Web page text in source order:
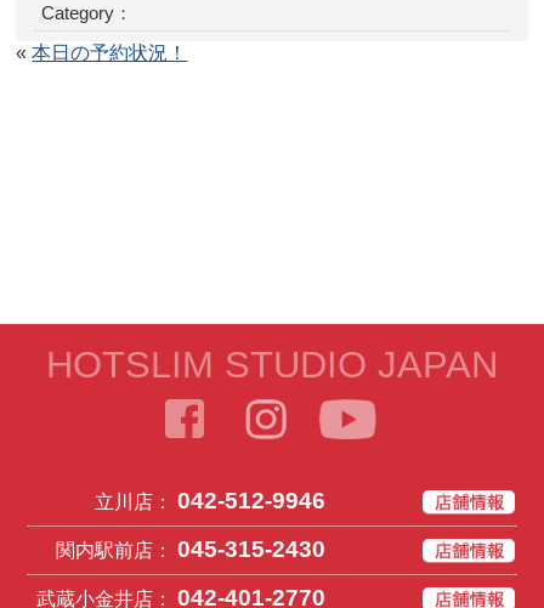
Category：
«本日の予約状況！
HOTSLIM STUDIO JAPAN
立川店： 042-512-9946
関内駅前店： 045-315-2430
武蔵小金井店： 042-401-2770